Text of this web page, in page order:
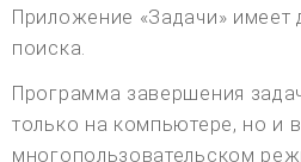
Приложение «Задачи» имеет
поиска.
Программа завершения
только на компьютере, но и
многопользовательском